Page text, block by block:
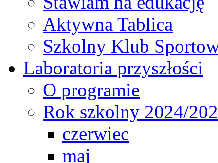
Aktywna Tablica
Szkolny Klub
Laboratoria przyszłości
O programie
Rok szkolny 2024/
czerwiec
maj